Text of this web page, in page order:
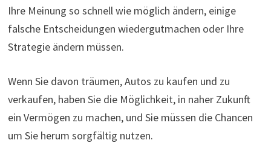
Ihre Meinung so schnell wie möglich ändern, einige
falsche Entscheidungen wiedergutmachen oder Ihre
Strategie ändern müssen.
Wenn Sie davon träumen, Autos zu kaufen und zu
verkaufen, haben Sie die Möglichkeit, in naher Zukunft
ein Vermögen zu machen, und Sie müssen die Chancen
um Sie herum sorgfältig nutzen.